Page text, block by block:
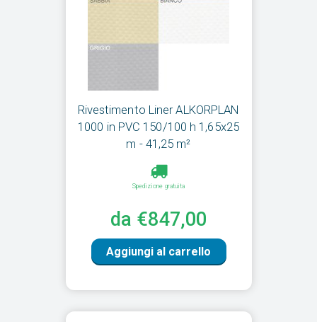
Rivestimento Liner ALKORPLAN
1000 in PVC 150/100 h 1,65x25
m - 41,25 m²
Spedizione gratuita
da €847,00
Aggiungi al carrello